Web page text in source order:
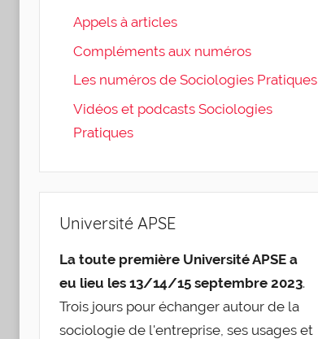
Appels à articles
Compléments aux numéros
Les numéros de Sociologies Pratiques
Vidéos et podcasts Sociologies
Pratiques
Université APSE
La toute première Université APSE a
eu lieu les 13/14/15 septembre 2023.
Trois jours pour échanger autour de la
sociologie de l'entreprise, ses usages et